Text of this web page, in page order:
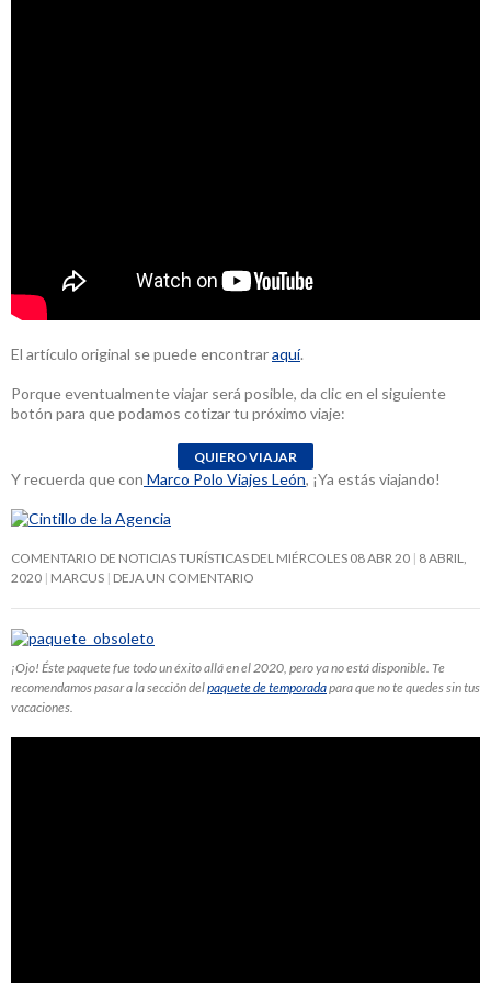
El artículo original se puede encontraraquí.
Porque eventualmente viajar será posible, da clic en el siguiente
botón para que podamos cotizar tu próximo viaje:
Y recuerda que con Marco Polo Viajes León, ¡Ya estás viajando!
COMENTARIO DE NOTICIAS TURÍSTICAS DEL MIÉRCOLES 08 ABR 20 8 ABRIL,
2020 MARCUS DEJA UN COMENTARIO
¡Ojo! Éste paquete fue todo un éxito allá en el 2020, pero ya no está disponible. Te
recomendamos pasar a la sección delpaquete de temporadapara que no te quedes sin tus
vacaciones.